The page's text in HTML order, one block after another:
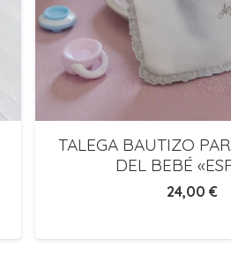
TALEGA BAUTIZO
DEL BEBÉ
24,00 €